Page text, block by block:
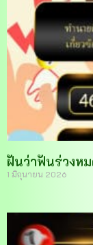
ฝันว่าฟันร่วงห
1 มิถุนายน 2026